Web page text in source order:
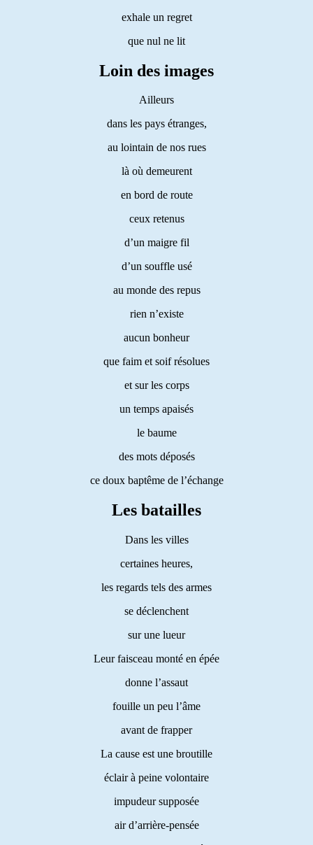
exhale un regret
que nul ne lit
Loin des images
Ailleurs
dans les pays étranges,
au lointain de nos rues
là où demeurent
en bord de route
ceux retenus
d’un maigre fil
d’un souffle usé
au monde des repus
rien n’existe
aucun bonheur
que faim et soif résolues
et sur les corps
un temps apaisés
le baume
des mots déposés
ce doux baptême de l’échange
Les batailles
Dans les villes
certaines heures,
les regards tels des armes
se déclenchent
sur une lueur
Leur faisceau monté en épée
donne l’assaut
fouille un peu l’âme
avant de frapper
La cause est une broutille
éclair à peine volontaire
impudeur supposée
air d’arrière-pensée